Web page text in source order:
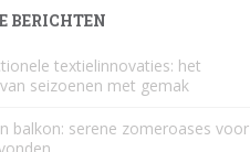
BERICHTEN
textielinnovaties: het
seizoenen met gemak
balkon: serene zomeroases voor